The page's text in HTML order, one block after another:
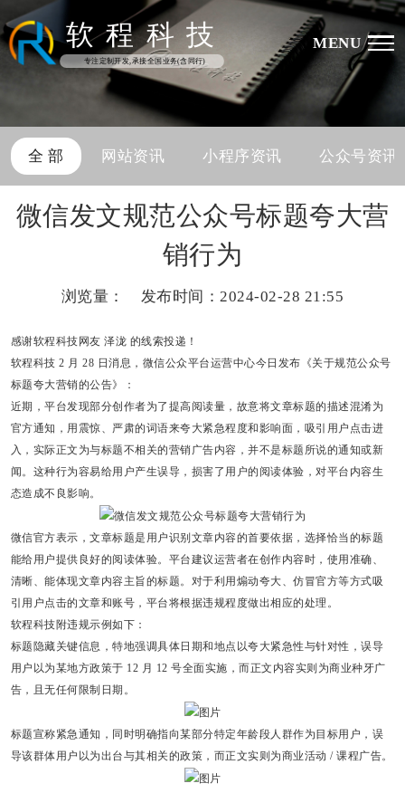
软 程 科 技
专注定制开发,承接全国业务(含同行)
MENU
全 部 网站资讯 小程序资讯 公众号资讯
微信发文规范公众号标题夸大营
销行为
浏览量： 发布时间：2024-02-28 21:55
感谢软程科技网友泽泷 的线索投递！
软程科技 2 月 28 日消息，微信公众平台运营中心今日发布《关于规范公众号
标题夸大营销的公告》：
近期，平台发现部分创作者为了提高阅读量，故意将文章标题的描述混淆为
官方通知， 用震惊、严肃的词语来夸大紧急程度和影响面 ，吸引用户点击进
入，实际正文为与标题不相关的营销广告内容，并不是标题所说的通知或新
闻。这种行为容易给用户产生误导，损害了用户的阅读体验，对平台内容生
态造成不良影响。
微信官方表示，文章标题是用户识别文章内容的首要依据，选择恰当的标题
能给用户提供良好的阅读体验。平台建议运营者在创作内容时，使用准确、
清晰、能体现文章内容主旨的标题。 对于利用煽动夸大、仿冒官方等方式吸
引用户点击的文章和账号，平台将根据违规程度做出相应的处理 。
软程科技附违规示例如下：
标题隐藏关键信息，特地强调具体日期和地点以夸大紧急性与针对性，误导
用户以为某地方政策于 12 月 12 号全面实施，而正文内容实则为商业种牙广
告，且无任何限制日期。
标题宣称紧急通知，同时明确指向某部分特定年龄段人群作为目标用户，误
导该群体用户以为出台与其相关的政策，而正文实则为商业活动 / 课程广告。